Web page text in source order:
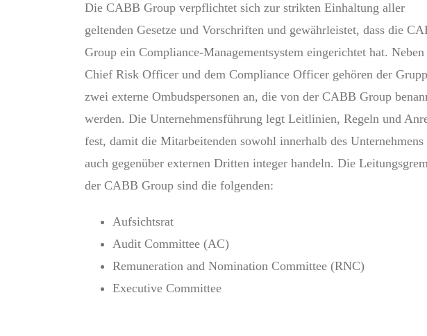
Die CABB Group verpflichtet sich zur strikten Einhaltung aller
geltenden Gesetze und Vorschriften und gewährleistet, dass die
Group ein Compliance-Managementsystem eingerichtet hat. Neben
Chief Risk Officer und dem Compliance Officer gehören der
zwei externe Ombudspersonen an, die von der CABB Group
werden. Die Unternehmensführung legt Leitlinien, Regeln und
fest, damit die Mitarbeitenden sowohl innerhalb des Unternehmens
auch gegenüber externen Dritten integer handeln. Die
der CABB Group sind die folgenden:
Aufsichtsrat
Audit Committee (AC)
Remuneration and Nomination Committee (RNC)
Executive Committee